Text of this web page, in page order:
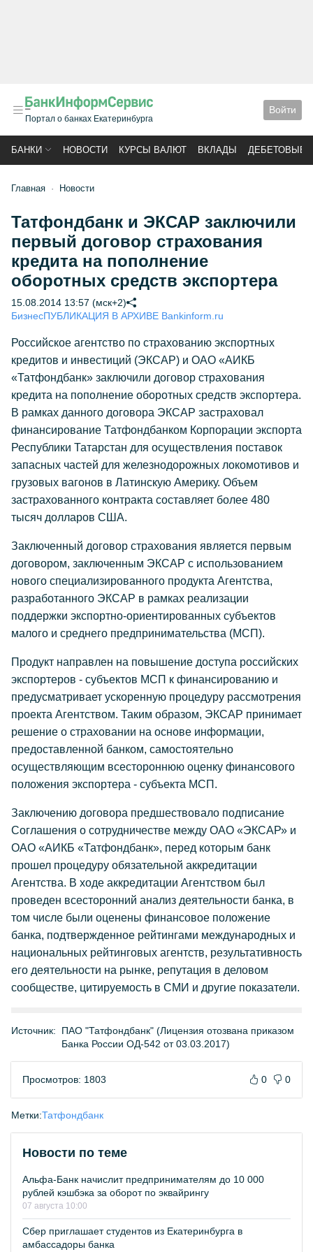
Портал о банках Екатеринбурга
Войти
БАНКИ НОВОСТИ КУРСЫ ВАЛЮТ ВКЛАДЫ ДЕБЕТОВЫЕ
Главная Новости
Татфондбанк и ЭКСАР заключили
первый договор страхования
кредита на пополнение
оборотных средств экспортера
15.08.2014 13:57 (мск+2)
БизнесПУБЛИКАЦИЯ В АРХИВЕ Bankinform.ru
Российское агентство по страхованию экспортных
кредитов и инвестиций (ЭКСАР) и ОАО «АИКБ
«Татфондбанк» заключили договор страхования
кредита на пополнение оборотных средств экспортера.
В рамках данного договора ЭКСАР застраховал
финансирование Татфондбанком Корпорации экспорта
Республики Татарстан для осуществления поставок
запасных частей для железнодорожных локомотивов и
грузовых вагонов в Латинскую Америку. Объем
застрахованного контракта составляет более 480
тысяч долларов США.
Заключенный договор страхования является первым
договором, заключенным ЭКСАР с использованием
нового специализированного продукта Агентства,
разработанного ЭКСАР в рамках реализации
поддержки экспортно-ориентированных субъектов
малого и среднего предпринимательства (МСП).
Продукт направлен на повышение доступа российских
экспортеров - субъектов МСП к финансированию и
предусматривает ускоренную процедуру рассмотрения
проекта Агентством. Таким образом, ЭКСАР принимает
решение о страховании на основе информации,
предоставленной банком, самостоятельно
осуществляющим всестороннюю оценку финансового
положения экспортера - субъекта МСП.
Заключению договора предшествовало подписание
Соглашения о сотрудничестве между ОАО «ЭКСАР» и
ОАО «АИКБ «Татфондбанк», перед которым банк
прошел процедуру обязательной аккредитации
Агентства. В ходе аккредитации Агентством был
проведен всесторонний анализ деятельности банка, в
том числе были оценены финансовое положение
банка, подтвержденное рейтингами международных и
национальных рейтинговых агентств, результативность
его деятельности на рынке, репутация в деловом
сообществе, цитируемость в СМИ и другие показатели.
Источник:
ПАО "Татфондбанк" (Лицензия отозвана приказом
Банка России ОД-542 от 03.03.2017)
Просмотров: 1803 0 0
Метки:Татфондбанк
Новости по теме
Альфа-Банк начислит предпринимателям до 10 000
рублей кэшбэка за оборот по эквайрингу
07 августа 10:00
Сбер приглашает студентов из Екатеринбурга в
амбассадоры банка